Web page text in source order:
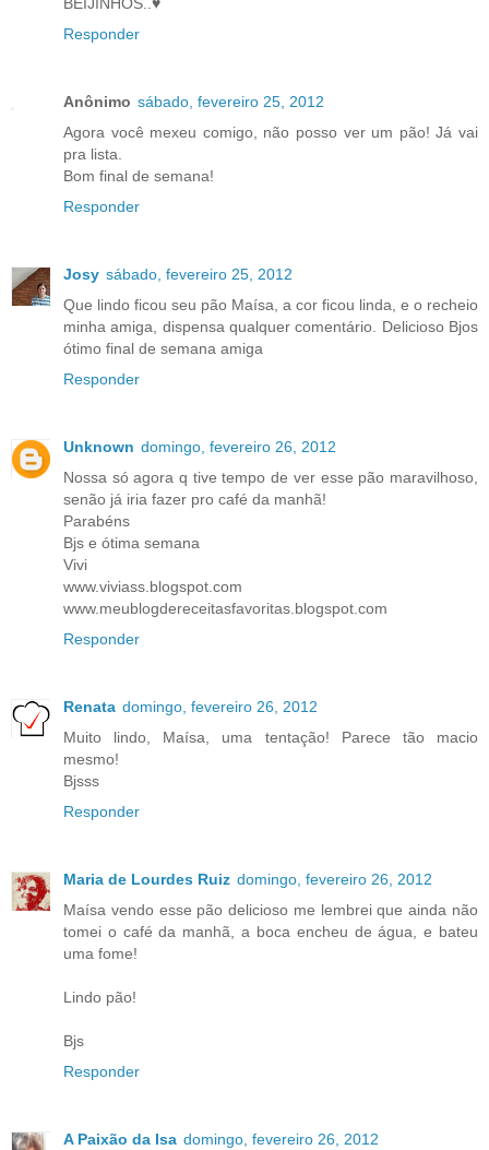
Responder
Anônimo sábado, fevereiro 25, 2012
Agora você mexeu comigo, não posso ver um pão! Já vai
pra lista.
Bom final de semana!
Responder
Josy sábado, fevereiro 25, 2012
Que lindo ficou seu pão Maísa, a cor ficou linda, e o recheio
minha amiga, dispensa qualquer comentário. Delicioso Bjos
ótimo final de semana amiga
Responder
Unknown domingo, fevereiro 26, 2012
Nossa só agora q tive tempo de ver esse pão maravilhoso,
senão já iria fazer pro café da manhã!
Parabéns
Bjs e ótima semana
Vivi
www.viviass.blogspot.com
www.meublogdereceitasfavoritas.blogspot.com
Responder
Renata domingo, fevereiro 26, 2012
Muito lindo, Maísa, uma tentação! Parece tão macio
mesmo!
Bjsss
Responder
Maria de Lourdes Ruiz domingo, fevereiro 26, 2012
Maísa vendo esse pão delicioso me lembrei que ainda não
tomei o café da manhã, a boca encheu de água, e bateu
uma fome!
Lindo pão!
Bjs
Responder
A Paixão da Isa domingo, fevereiro 26, 2012